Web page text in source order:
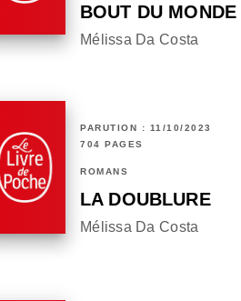
BOUT DU MONDE
Mélissa Da Costa
PARUTION : 11/10/2023
704 PAGES
ROMANS
LA DOUBLURE
Mélissa Da Costa